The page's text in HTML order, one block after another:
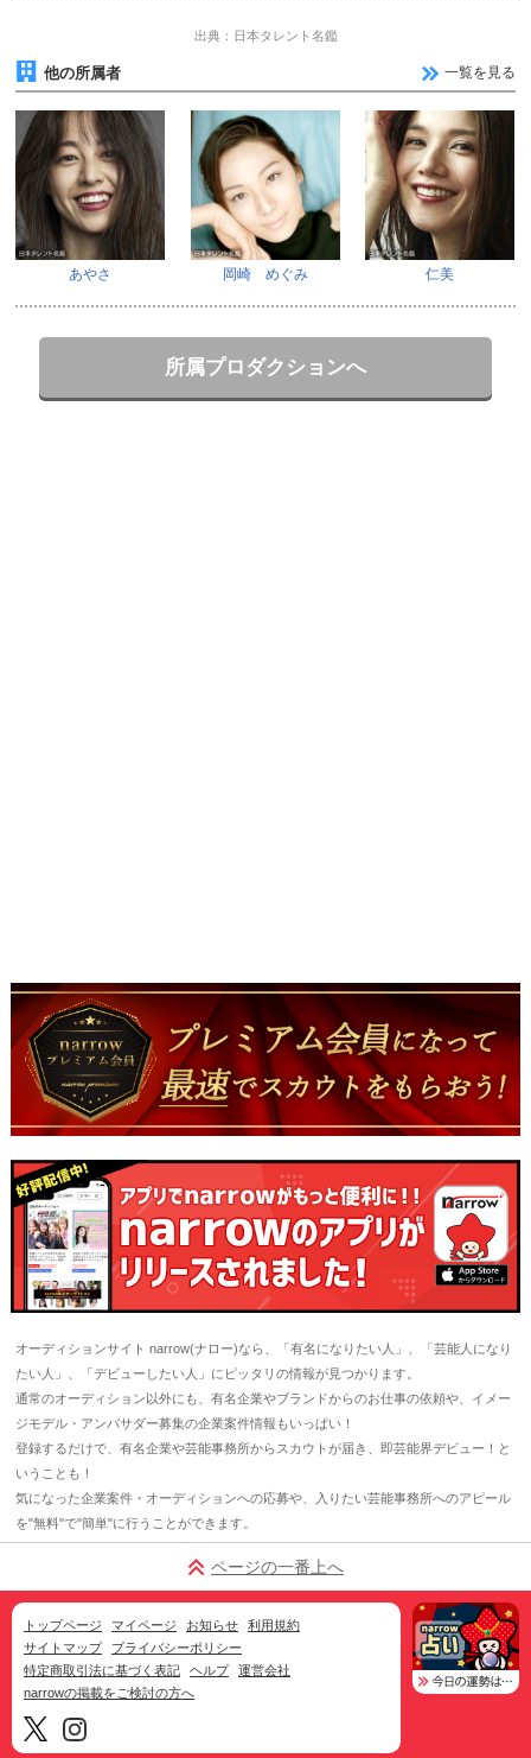
出典：日本タレント名鑑
他の所属者 一覧を見る
あやさ 岡崎 めぐみ 仁美
所属プロダクションへ
オーディションサイト narrow(ナロー)なら、「有名になりたい人」、「芸能人になり
たい人」、「デビューしたい人」にピッタリの情報が見つかります。
通常のオーディション以外にも、有名企業やブランドからのお仕事の依頼や、イメー
ジモデル・アンバサダー募集の企業案件情報もいっぱい！
登録するだけで、有名企業や芸能事務所からスカウトが届き、即芸能界デビュー！と
いうことも！
気になった企業案件・オーディションへの応募や、入りたい芸能事務所へのアピール
を"無料"で"簡単"に行うことができます。
ページの一番上へ
トップページ マイページ お知らせ
利用規約
サイトマップ
プライバシーポリシー
特定商取引法に基づく表記
ヘルプ
運営会社
narrowの掲載をご検討の方へ